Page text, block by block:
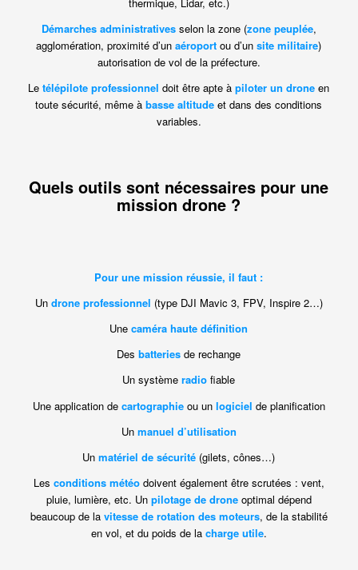
Démarches administrativesselon la zone (zone peuplée,
agglomération, proximité d’unaéroport ou d’unsite militaire)
autorisation de vol de la préfecture.
Letélépilote professionnel doit être apte àpiloter un drone en
toute sécurité, même àbasse altitude et dans des conditions
variables.
Quels outils sont nécessaires pour une
mission drone ?
Pour une mission réussie, il faut :
Un drone professionnel (type DJI Mavic 3, FPV, Inspire 2…)
Unecaméra haute définition
Desbatteries de rechange
Un systèmeradio fiable
Une application de cartographieou un logiciel de planification
Un manuel d’utilisation
Unmatériel de sécurité (gilets, cônes…)
Les conditions météodoivent également être scrutées : vent,
pluie, lumière, etc. Un pilotage de droneoptimal dépend
beaucoup de la vitesse de rotation des moteurs, de la stabilité
en vol, et du poids de la charge utile.